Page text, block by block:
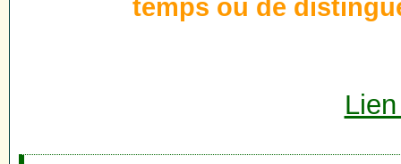
temps ou de